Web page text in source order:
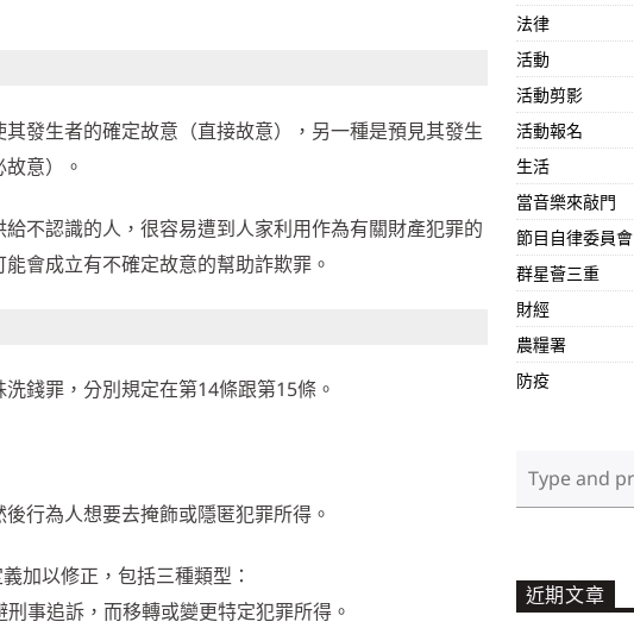
發生者的確定故意（直接故意），另一種是預見其發生
意）。
不認識的人，很容易遭到人家利用作為有關財產犯罪的
會成立有不確定故意的幫助詐欺罪。
錢罪，分別規定在第14條跟第15條。
行為人想要去掩飾或隱匿犯罪所得。
加以修正，包括三種類型：
事追訴，而移轉或變更特定犯罪所得。
法律
活動
活動剪影
活動報名
生活
當音樂來敲門
節目自律委員會
群星薈三重
財經
農糧署
防疫
近期文章